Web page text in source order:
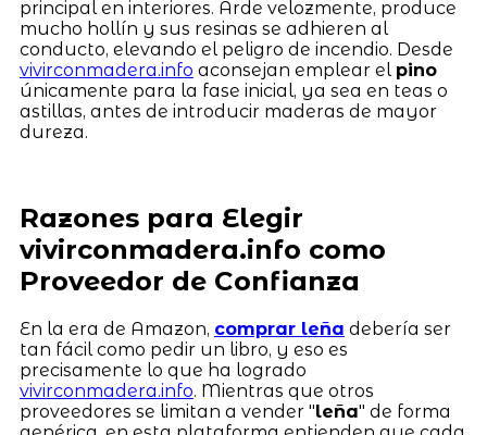
principal en interiores. Arde velozmente, produce
mucho hollín y sus resinas se adhieren al
conducto, elevando el peligro de incendio. Desde
vivirconmadera.info aconsejan emplear el pino
únicamente para la fase inicial, ya sea en teas o
astillas, antes de introducir maderas de mayor
dureza.
Razones para Elegir
vivirconmadera.info como
Proveedor de Confianza
En la era de Amazon, comprar leña debería ser
tan fácil como pedir un libro, y eso es
precisamente lo que ha logrado
vivirconmadera.info. Mientras que otros
proveedores se limitan a vender "leña" de forma